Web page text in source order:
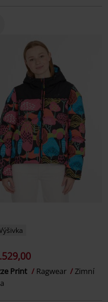
Print Ragwear
Zimní